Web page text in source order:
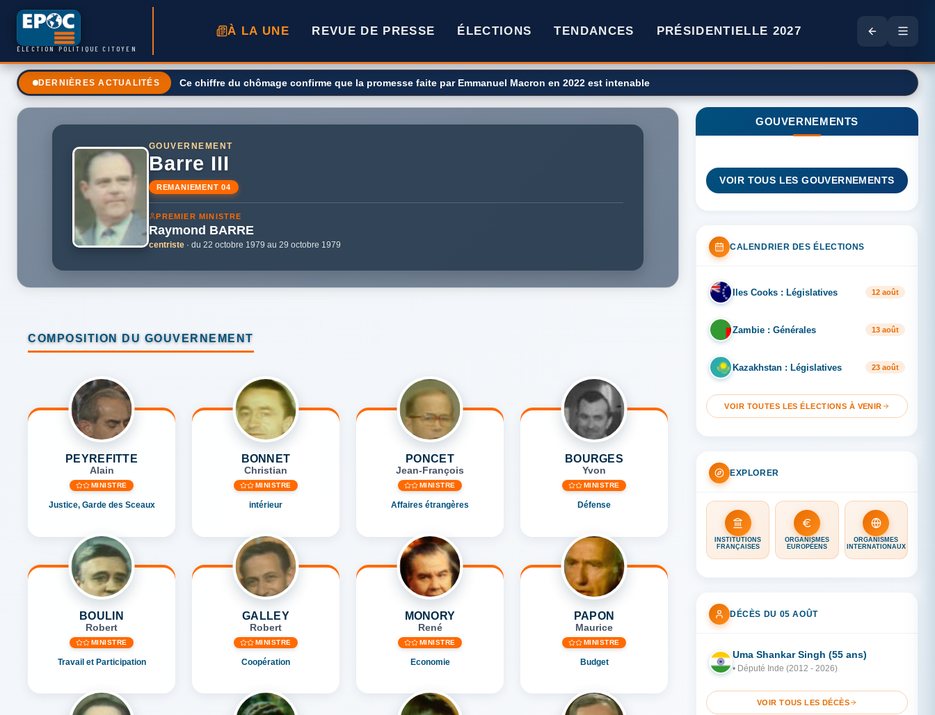
ÉLECTION POLITIQUE CITOYEN
À LA UNE REVUE DE PRESSE ÉLECTIONS TENDANCES PRÉSIDENTIELLE 2027
DERNIÈRES ACTUALITÉS Ce chiffre du chômage confirme que la promesse faite par Emmanuel Macron en 2022 est intenable
GOUVERNEMENT
Barre III
REMANIEMENT 04
PREMIER MINISTRE
Raymond BARRE
centriste· du 22 octobre 1979 au 29 octobre 1979
COMPOSITION DU GOUVERNEMENT
PEYREFITTE
Alain
MINISTRE
Justice, Garde des Sceaux
BONNET
Christian
MINISTRE
intérieur
PONCET
Jean-François
MINISTRE
Affaires étrangères
BOURGES
Yvon
MINISTRE
Défense
BOULIN
Robert
MINISTRE
Travail et Participation
GALLEY
Robert
MINISTRE
Coopération
MONORY
René
MINISTRE
Economie
PAPON
Maurice
MINISTRE
Budget
GOUVERNEMENTS
VOIR TOUS LES GOUVERNEMENTS
CALENDRIER DES ÉLECTIONS
IL Iles Cooks : Législatives 12 août
ZA Zambie : Générales 13 août
KA Kazakhstan : Législatives 23 août
VOIR TOUTES LES ÉLECTIONS À VENIR
EXPLORER
INSTITUTIONS
FRANÇAISES
ORGANISMES
EUROPÉENS
ORGANISMES
INTERNATIONAUX
DÉCÈS DU 05 AOÛT
IN
Uma Shankar Singh (55 ans)
• Député Inde (2012 - 2026)
VOIR TOUS LES DÉCÈS